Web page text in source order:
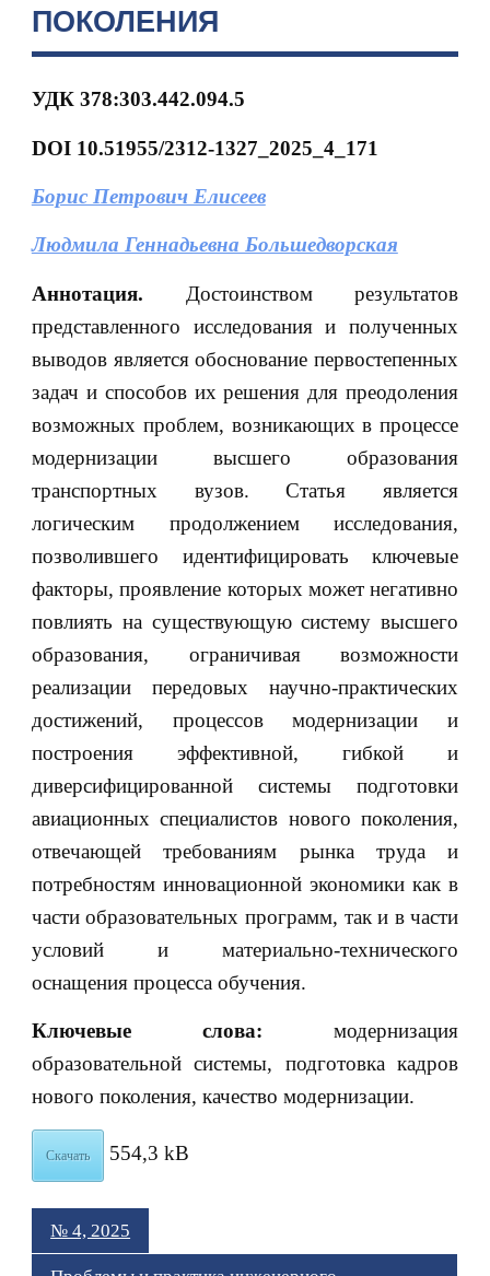
ПОКОЛЕНИЯ
УДК 378:303.442.094.5
DOI10.51955/2312-1327_2025_4_171
Борис Петрович Елисеев
Людмила Геннадьевна Большедворская
Аннотация. Достоинством результатов
представленного исследования и полученных
выводов является обоснование первостепенных
задач и способов их решения для преодоления
возможных проблем, возникающих в процессе
модернизации высшего образования
транспортных вузов. Статья является
логическим продолжением исследования,
позволившего идентифицировать ключевые
факторы, проявление которых может негативно
повлиять на существующую систему высшего
образования, ограничивая возможности
реализации передовых научно-практических
достижений, процессов модернизации и
построения эффективной, гибкой и
диверсифицированной системы подготовки
авиационных специалистов нового поколения,
отвечающей требованиям рынка труда и
потребностям инновационной экономики как в
части образовательных программ, так и в части
условий и материально-технического
оснащения процесса обучения.
Ключевые слова: модернизация
образовательной системы, подготовка кадров
нового поколения, качество модернизации.
Скачать 554,3 kB
№ 4, 2025